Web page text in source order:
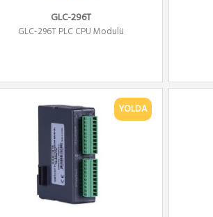
GLC-296T
GLC-296T PLC CPU Modulü
YOLDA